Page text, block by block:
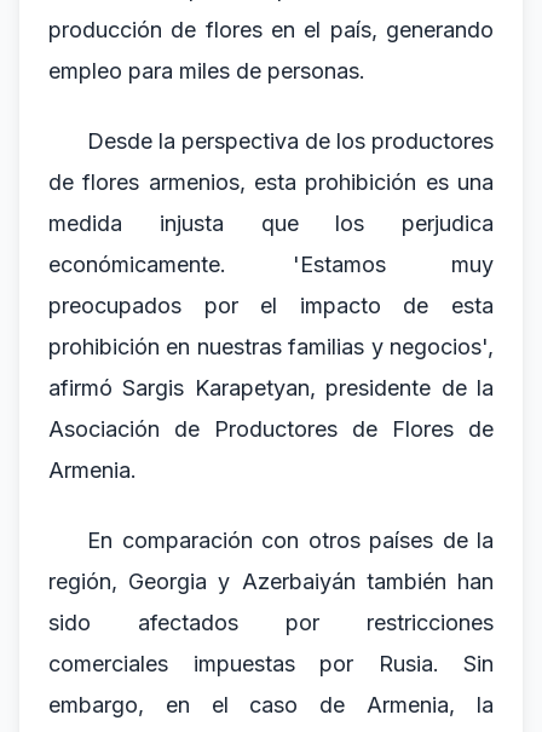
producción de flores en el país, generando
empleo para miles de personas.
Desde la perspectiva de los productores
de flores armenios, esta prohibición es una
medida injusta que los perjudica
económicamente. 'Estamos muy
preocupados por el impacto de esta
prohibición en nuestras familias y negocios',
afirmó Sargis Karapetyan, presidente de la
Asociación de Productores de Flores de
Armenia.
En comparación con otros países de la
región, Georgia y Azerbaiyán también han
sido afectados por restricciones
comerciales impuestas por Rusia. Sin
embargo, en el caso de Armenia, la